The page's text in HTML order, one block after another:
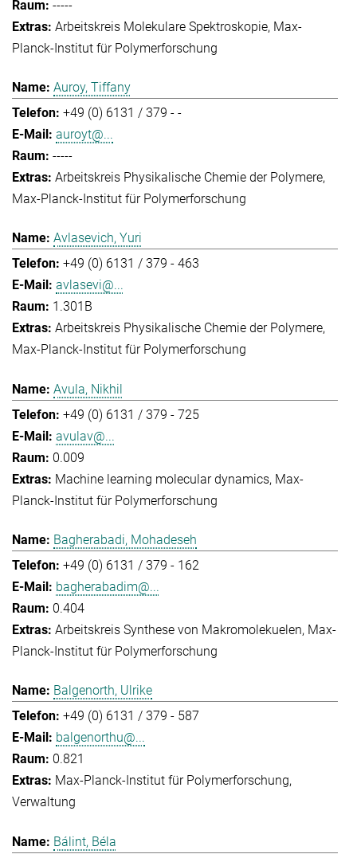
-----
Arbeitskreis Molekulare Spektroskopie Max-
Planck-Institut für Polymerforschung
Auroy, Tiffany
+49 (0) 6131 / 379 - -
auroyt@...
-----
Arbeitskreis Physikalische Chemie der Polymere
Max-Planck-Institut für Polymerforschung
Avlasevich, Yuri
+49 (0) 6131 / 379 - 463
avlasevi@...
1.301B
Arbeitskreis Physikalische Chemie der Polymere
Max-Planck-Institut für Polymerforschung
Avula, Nikhil
+49 (0) 6131 / 379 - 725
avulav@...
0.009
Machine learning molecular dynamics Max-
Planck-Institut für Polymerforschung
Bagherabadi, Mohadeseh
+49 (0) 6131 / 379 - 162
bagherabadim@...
0.404
Arbeitskreis Synthese von Makromolekuelen Max-
Planck-Institut für Polymerforschung
Balgenorth, Ulrike
+49 (0) 6131 / 379 - 587
balgenorthu@...
0.821
Max-Planck-Institut für Polymerforschung
Verwaltung
Bálint, Béla